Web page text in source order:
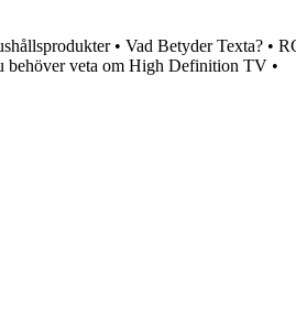
• Vad Betyder Texta? •
veta om High Definition TV •